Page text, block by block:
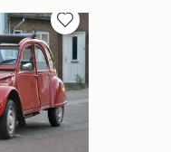
Bewaren
in
Mijn
Favorieten